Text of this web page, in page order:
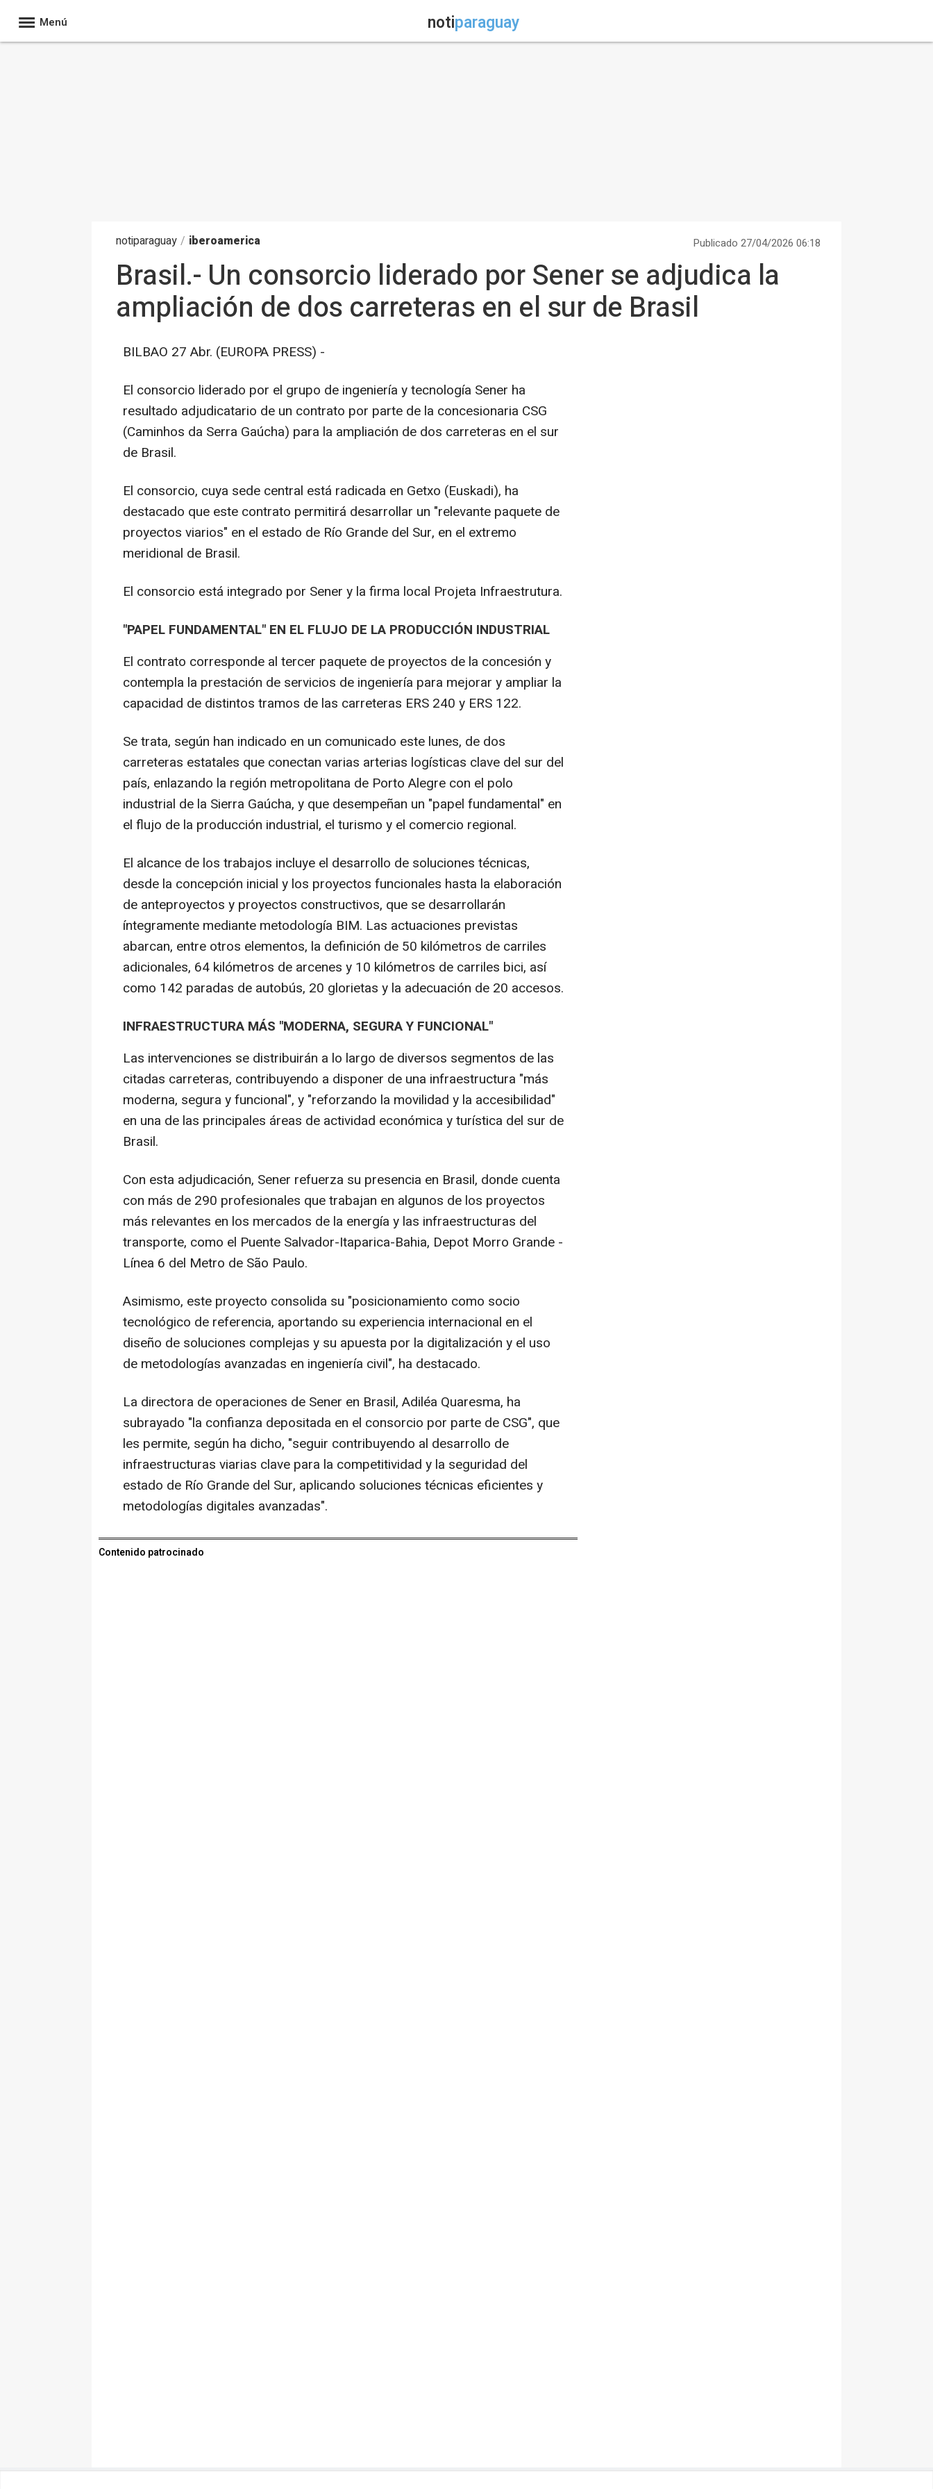
Menú notiparaguay
notiparaguay / iberoamerica Publicado 27/04/2026 06:18
Brasil.- Un consorcio liderado por Sener se adjudica la
ampliación de dos carreteras en el sur de Brasil
BILBAO 27 Abr. (EUROPA PRESS) -
El consorcio liderado por el grupo de ingeniería y tecnología Sener ha
resultado adjudicatario de un contrato por parte de la concesionaria CSG
(Caminhos da Serra Gaúcha) para la ampliación de dos carreteras en el sur
de Brasil.
El consorcio, cuya sede central está radicada en Getxo (Euskadi), ha
destacado que este contrato permitirá desarrollar un "relevante paquete de
proyectos viarios" en el estado de Río Grande del Sur, en el extremo
meridional de Brasil.
El consorcio está integrado por Sener y la firma local Projeta Infraestrutura.
"PAPEL FUNDAMENTAL" EN EL FLUJO DE LA PRODUCCIÓN INDUSTRIAL
El contrato corresponde al tercer paquete de proyectos de la concesión y
contempla la prestación de servicios de ingeniería para mejorar y ampliar la
capacidad de distintos tramos de las carreteras ERS 240 y ERS 122.
Se trata, según han indicado en un comunicado este lunes, de dos
carreteras estatales que conectan varias arterias logísticas clave del sur del
país, enlazando la región metropolitana de Porto Alegre con el polo
industrial de la Sierra Gaúcha, y que desempeñan un "papel fundamental" en
el flujo de la producción industrial, el turismo y el comercio regional.
El alcance de los trabajos incluye el desarrollo de soluciones técnicas,
desde la concepción inicial y los proyectos funcionales hasta la elaboración
de anteproyectos y proyectos constructivos, que se desarrollarán
íntegramente mediante metodología BIM. Las actuaciones previstas
abarcan, entre otros elementos, la definición de 50 kilómetros de carriles
adicionales, 64 kilómetros de arcenes y 10 kilómetros de carriles bici, así
como 142 paradas de autobús, 20 glorietas y la adecuación de 20 accesos.
INFRAESTRUCTURA MÁS "MODERNA, SEGURA Y FUNCIONAL"
Las intervenciones se distribuirán a lo largo de diversos segmentos de las
citadas carreteras, contribuyendo a disponer de una infraestructura "más
moderna, segura y funcional", y "reforzando la movilidad y la accesibilidad"
en una de las principales áreas de actividad económica y turística del sur de
Brasil.
Con esta adjudicación, Sener refuerza su presencia en Brasil, donde cuenta
con más de 290 profesionales que trabajan en algunos de los proyectos
más relevantes en los mercados de la energía y las infraestructuras del
transporte, como el Puente Salvador-Itaparica-Bahia, Depot Morro Grande -
Línea 6 del Metro de São Paulo.
Asimismo, este proyecto consolida su "posicionamiento como socio
tecnológico de referencia, aportando su experiencia internacional en el
diseño de soluciones complejas y su apuesta por la digitalización y el uso
de metodologías avanzadas en ingeniería civil", ha destacado.
La directora de operaciones de Sener en Brasil, Adiléa Quaresma, ha
subrayado "la confianza depositada en el consorcio por parte de CSG", que
les permite, según ha dicho, "seguir contribuyendo al desarrollo de
infraestructuras viarias clave para la competitividad y la seguridad del
estado de Río Grande del Sur, aplicando soluciones técnicas eficientes y
metodologías digitales avanzadas".
Contenido patrocinado